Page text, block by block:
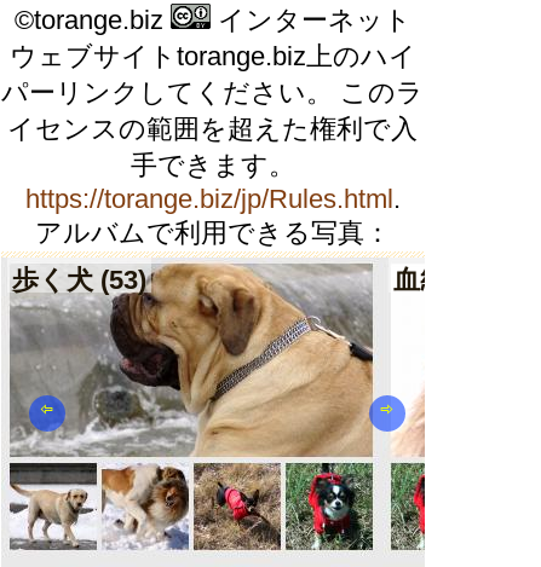
©torange.biz
インターネット
ウェブサイトtorange.biz上のハイ
パーリンクしてください。 このラ
イセンスの範囲を超えた権利で入
手できます。
https://torange.biz/jp/Rules.html.
アルバムで利用できる写真：
歩く犬 (53)
血統の犬
⇦ ⇨